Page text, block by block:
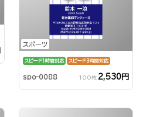
スポーツ
スピード1時間対応 スピード3時間対応
spo-0088 100枚 2,530円